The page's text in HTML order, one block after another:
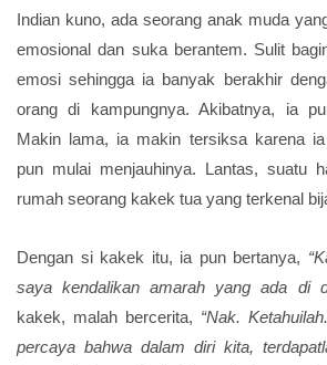
Indian kuno, ada seorang anak muda
emosional dan suka berantem. Sulit
emosi sehingga ia banyak berakhir
orang di kampungnya. Akibatnya, ia
Makin lama, ia makin tersiksa karena
pun mulai menjauhinya. Lantas, suatu
rumah seorang kakek tua yang terkenal
Dengan si kakek itu, ia pun bertanya,
saya kendalikan amarah yang ada di
kakek, malah bercerita, “Nak.
percaya bahwa dalam diri kita,